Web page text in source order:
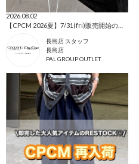
2026.08.02
長島店 スタッフ
長島店
PAL GROUP OUTLET